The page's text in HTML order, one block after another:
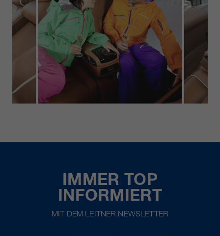
IMMER TOP
INFORMIERT
MIT DEM LEITNER NEWSLETTER